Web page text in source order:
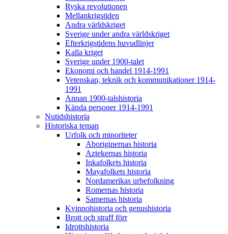
Ryska revolutionen
Mellankrigstiden
Andra världskriget
Sverige under andra världskriget
Efterkrigstidens huvudlinjer
Kalla kriget
Sverige under 1900-talet
Ekonomi och handel 1914-1991
Vetenskap, teknik och kommunikationer 1914-
1991
Annan 1900-talshistoria
Kända personer 1914-1991
Nutidshistoria
Historiska teman
Urfolk och minoriteter
Aboriginernas historia
Aztekernas historia
Inkafolkets historia
Mayafolkets historia
Nordamerikas urbefolkning
Romernas historia
Samernas historia
Kvinnohistoria och genushistoria
Brott och straff förr
Idrottshistoria